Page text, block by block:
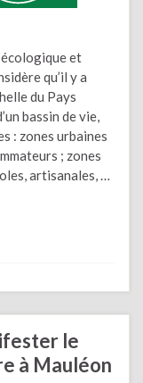
et
qu’il y a
du Pays
bassin de vie,
: zones urbaines
; zones
artisanales, …
le
à Mauléon